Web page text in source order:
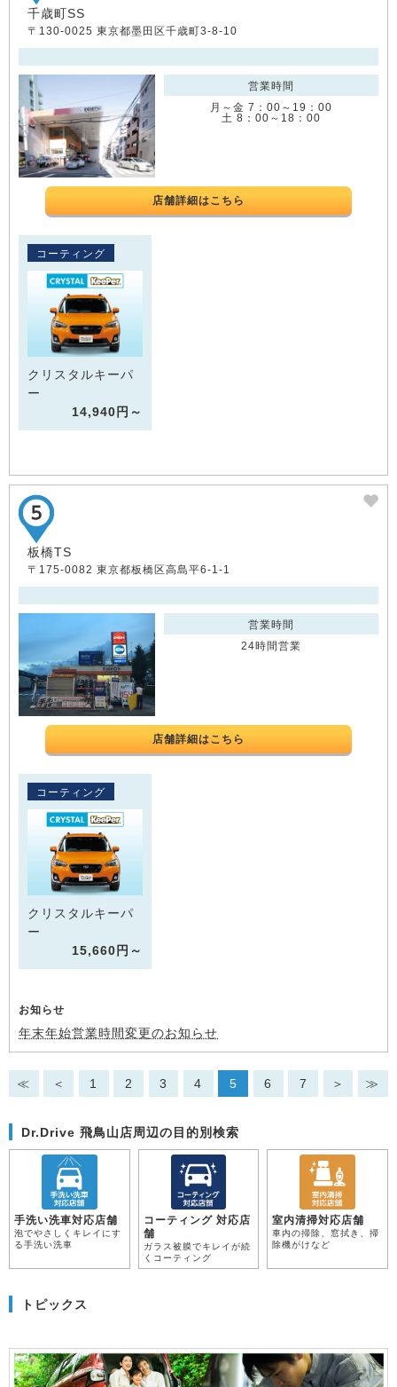
千歳町SS
〒130-0025 東京都墨田区千歳町3-8-10
営業時間
月～金 7：00～19：00
土 8：00～18：00
店舗詳細はこちら
コーティング
クリスタルキーパ
ー
14,940円～
板橋TS
〒175-0082 東京都板橋区高島平6-1-1
営業時間
24時間営業
店舗詳細はこちら
コーティング
クリスタルキーパ
ー
15,660円～
お知らせ
年末年始営業時間変更のお知らせ
≪ ＜ 1 2 3 4 5 6 7 ＞ ≫
Dr.Drive 飛鳥山店周辺の目的別検索
手洗い洗車対応店舗
泡でやさしくキレイにす
る手洗い洗車
コーティング 対応店
舗
ガラス被膜でキレイが続
くコーティング
室内清掃対応店舗
車内の掃除、窓拭き、掃
除機がけなど
トピックス